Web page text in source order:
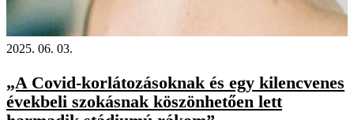
2025. 06. 03.
„A Covid-korlátozásoknak és egy kilencvenes
évekbeli szokásnak köszönhetően lett